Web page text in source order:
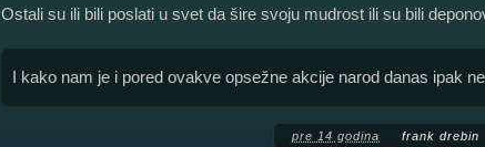
Ostali su ili bili poslati u svet da šire svoju mudrost ili su bili
I kako nam je i pored ovakve opsežne akcije narod danas ipak
pre 14 godina frank drebin